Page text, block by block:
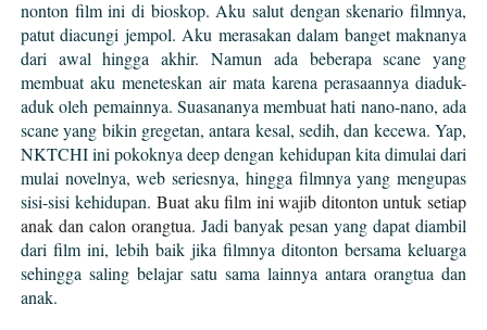
nonton film ini di bioskop. Aku salut dengan skenario filmnya,
patut diacungi jempol. Aku merasakan dalam banget maknanya
dari awal hingga akhir. Namun ada beberapa scane yang
membuat aku meneteskan air mata karena perasaannya diaduk-
aduk oleh pemainnya. Suasananya membuat hati nano-nano, ada
scane yang bikin gregetan, antara kesal, sedih, dan kecewa. Yap,
NKTCHI ini pokoknya deep dengan kehidupan kita dimulai dari
mulai novelnya, web seriesnya, hingga filmnya yang mengupas
sisi-sisi kehidupan.Buat aku film ini wajib ditonton untuk setiap
anak dan calon orangtua. Jadi banyak pesan yang dapat diambil
dari film ini, lebih baik jika filmnya ditonton bersama keluarga
sehingga saling belajar satu sama lainnya antara orangtua dan
anak.